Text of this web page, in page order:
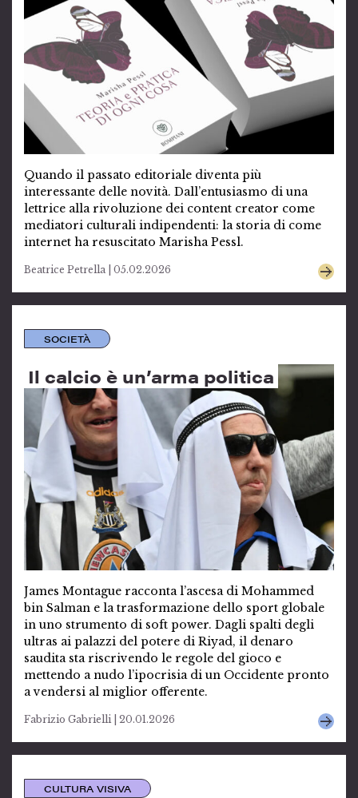
Quando il passato editoriale diventa più
interessante delle novità. Dall’entusiasmo di una
lettrice alla rivoluzione dei content creator come
mediatori culturali indipendenti: la storia di come
internet ha resuscitato Marisha Pessl.
Beatrice Petrella | 05.02.2026
SOCIETÀ
Il calcio è un’arma politica
James Montague racconta l’ascesa di Mohammed
bin Salman e la trasformazione dello sport globale
in uno strumento di soft power. Dagli spalti degli
ultras ai palazzi del potere di Riyad, il denaro
saudita sta riscrivendo le regole del gioco e
mettendo a nudo l’ipocrisia di un Occidente pronto
a vendersi al miglior offerente.
Fabrizio Gabrielli | 20.01.2026
CULTURA VISIVA